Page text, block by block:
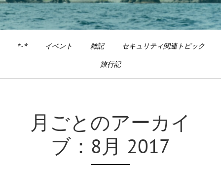
*-* イベント 雑記
セキュリティ関連トピック
旅行記
月ごとのアーカイ
ブ：8月 2017